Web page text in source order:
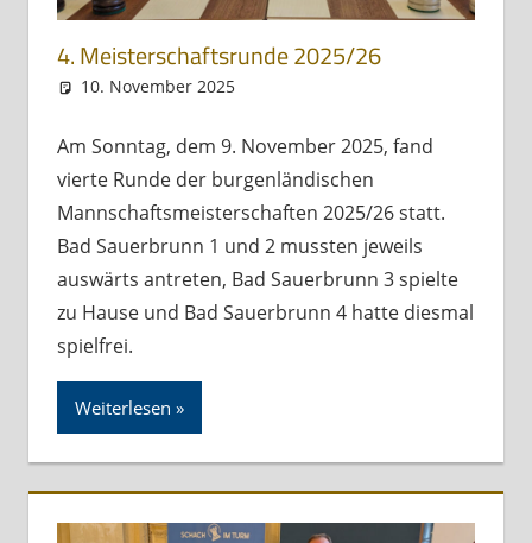
4. Meisterschaftsrunde 2025/26
10. November 2025
Am Sonntag, dem 9. November 2025, fand
vierte Runde der burgenländischen
Mannschaftsmeisterschaften 2025/26 statt.
Bad Sauerbrunn 1 und 2 mussten jeweils
auswärts antreten, Bad Sauerbrunn 3 spielte
zu Hause und Bad Sauerbrunn 4 hatte diesmal
spielfrei.
Weiterlesen